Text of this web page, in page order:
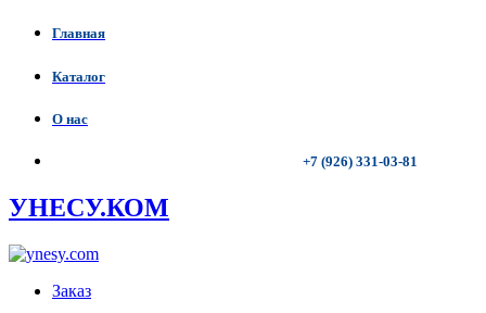
Главная
Каталог
О нас
+7 (926) 331-03-81
УНЕСУ.КОМ
Заказ